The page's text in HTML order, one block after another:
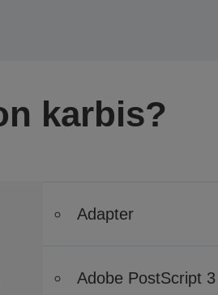
karbis?
Adapter
Adobe PostScript 3